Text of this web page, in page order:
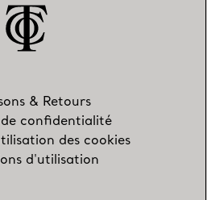
& Retours
confidentialité
des cookies
d'utilisation